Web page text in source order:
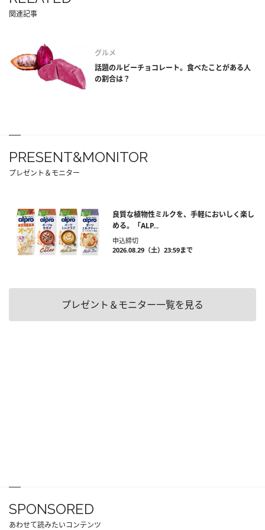
関連記事
グルメ
話題のルビーチョコレート。食べたことがある人
の割合は？
PRESENT&MONITOR
プレゼント＆モニター
良質な植物性ミルクを、手軽においしく楽し
める。「ALP...
申込締切
2026.08.29（土）23:59まで
プレゼント＆モニター一覧を見る
SPONSORED
あわせて読みたいコンテンツ